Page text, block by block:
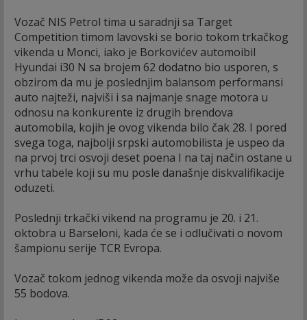
Vozač NIS Petrol tima u saradnji sa Target
Competition timom lavovski se borio tokom trkačkog
vikenda u Monci, iako je Borkovićev automoibil
Hyundai i30 N sa brojem 62 dodatno bio usporen, s
obzirom da mu je poslednjim balansom performansi
auto najteži, najviši i sa najmanje snage motora u
odnosu na konkurente iz drugih brendova
automobila, kojih je ovog vikenda bilo čak 28. I pored
svega toga, najbolji srpski automobilista je uspeo da
na prvoj trci osvoji deset poena I na taj način ostane u
vrhu tabele koji su mu posle današnje diskvalifikacije
oduzeti.
Poslednji trkački vikend na programu je 20. i 21.
oktobra u Barseloni, kada će se i odlučivati o novom
šampionu serije TCR Evropa.
Vozač tokom jednog vikenda može da osvoji najviše
55 bodova.